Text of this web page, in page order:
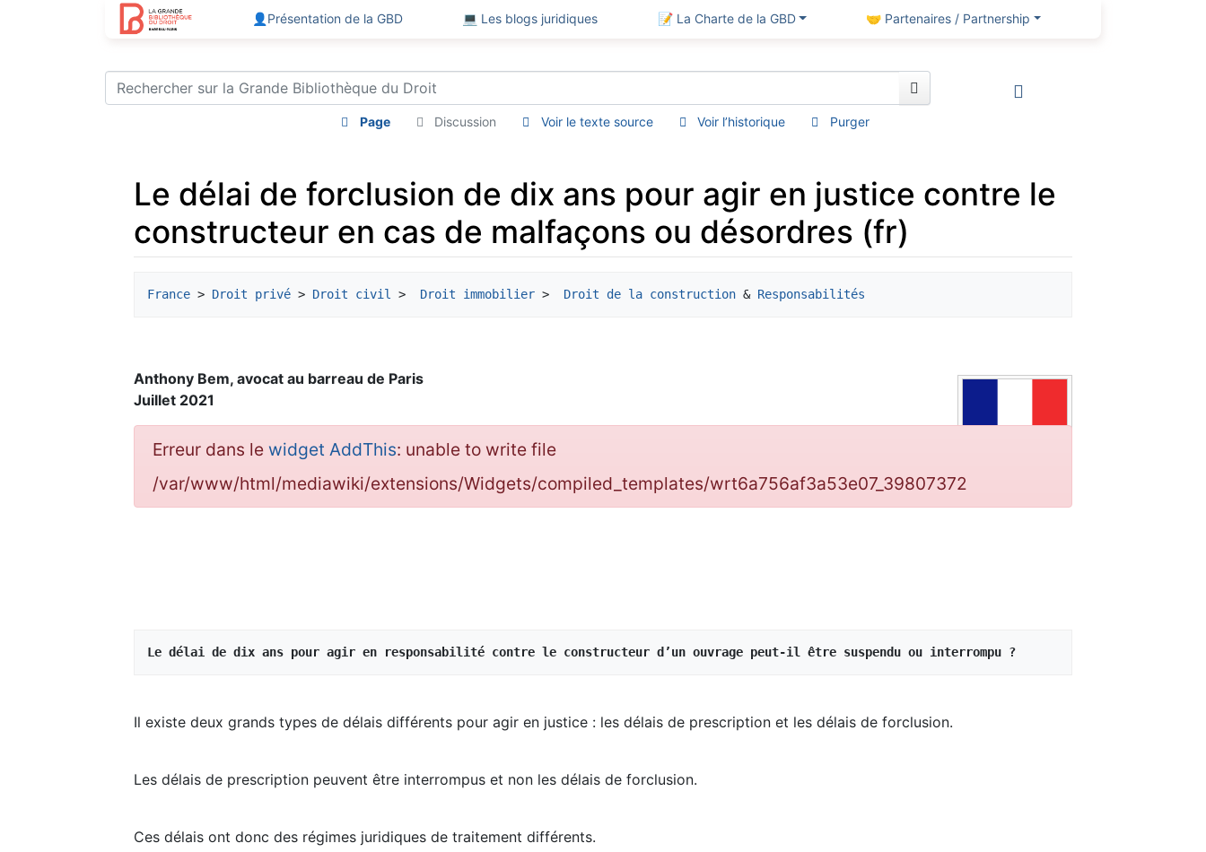
👤Présentation de la GBD 💻 Les blogs juridiques 📝 La Charte de la GBD 🤝 Partenaires / Partnership
Page Discussion Voir le texte source Voir l’historique Purger
Le délai de forclusion de dix ans pour agir en justice contre le
constructeur en cas de malfaçons ou désordres (fr)
France > Droit privé > Droit civil > Droit immobilier > Droit de la construction & Responsabilités
Anthony Bem, avocat au barreau de Paris
Juillet 2021
Erreur dans le widget AddThis: unable to write file
/var/www/html/mediawiki/extensions/Widgets/compiled_templates/wrt6a756af3a53e07_39807372
Le délai de dix ans pour agir en responsabilité contre le constructeur d’un ouvrage peut-il être suspendu ou interrompu ?
Il existe deux grands types de délais différents pour agir en justice : les délais de prescription et les délais de forclusion.
Les délais de prescription peuvent être interrompus et non les délais de forclusion.
Ces délais ont donc des régimes juridiques de traitement différents.